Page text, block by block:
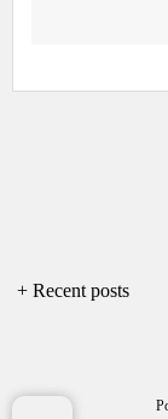
+ Recent posts